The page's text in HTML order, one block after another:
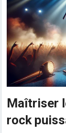
Maîtriser
rock